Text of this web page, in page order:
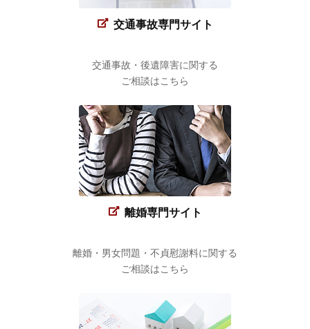
交通事故専門サイト
交通事故・後遺障害に関する
ご相談はこちら
離婚専門サイト
離婚・男女問題・不貞慰謝料に関する
ご相談はこちら